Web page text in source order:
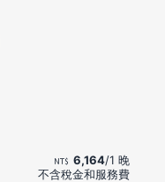
6,164/1 晚
不含稅金和服務費